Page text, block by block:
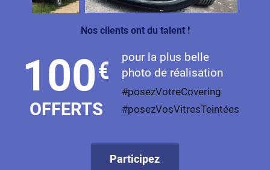
Nos clients ont du talent !
100€
OFFERTS
pour la plus belle
photo de réalisation
#posezVotreCovering
#posezVosVitresTeintées
Participez